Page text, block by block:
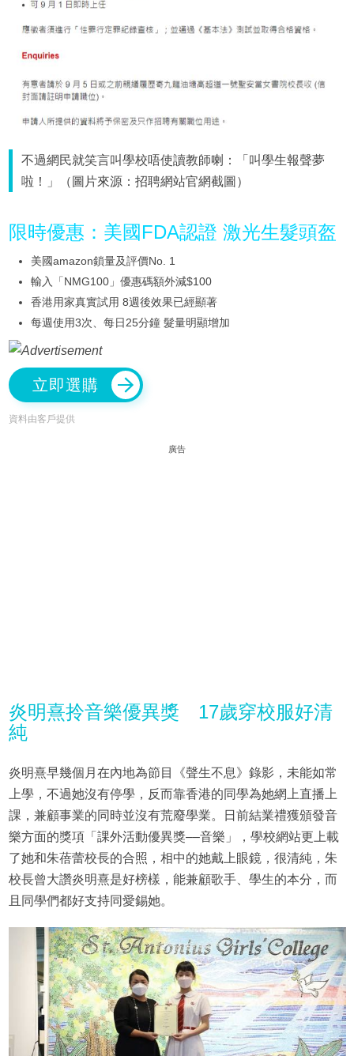
不過網民就笑言叫學校唔使讀教師喇：「叫學生報聲夢
啦！」（圖片來源：招聘網站官網截圖）
限時優惠：美國FDA認證 激光生髮頭盔
美國amazon鎖量及評價No. 1
輸入「NMG100」優惠碼額外減$100
香港用家真實試用 8週後效果已經顯著
每週使用3次、每日25分鐘 髮量明顯增加
立即選購
資料由客戶提供
廣告
炎明熹拎音樂優異獎 17歲穿校服好清
純
炎明熹早幾個月在內地為節目《聲生不息》錄影，未能如常
上學，不過她沒有停學，反而靠香港的同學為她網上直播上
課，兼顧事業的同時並沒有荒廢學業。日前結業禮獲頒發音
樂方面的獎項「課外活動優異獎––音樂」，學校網站更上載
了她和朱蓓蕾校長的合照，相中的她戴上眼鏡，很清純，朱
校長曾大讚炎明熹是好榜樣，能兼顧歌手、學生的本分，而
且同學們都好支持同愛錫她。